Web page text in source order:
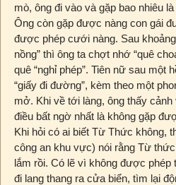
mò, ông đi vào và gặp bao nhiêu
Ông còn gặp được nàng con gái
được phép cưới nàng. Sau
nồng” thì ông ta chợt nhớ “quê
quê “nghỉ phép”. Tiên nữ sau một
“giấy đi đường”, kèm theo một
mở. Khi về tới làng, ông thấy cảnh
điều bất ngờ nhất là không gặp
Khi hỏi có ai biết Từ Thức không,
công an khu vực) nói rằng Từ thức
lắm rồi. Có lẽ vì không được
đi lang thang ra cửa biển, tìm lại